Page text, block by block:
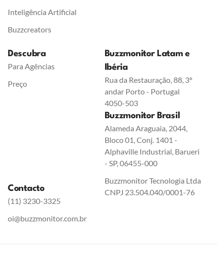
Inteligência Artificial
Buzzcreators
Descubra
Para Agências
Preço
Contacto
(11) 3230-3325
oi@buzzmonitor.com.br
Buzzmonitor Latam e
Ibéria
Rua da Restauração, 88, 3º
andar Porto - Portugal
4050-503
Buzzmonitor Brasil
Alameda Araguaia, 2044,
Bloco 01, Conj. 1401 -
Alphaville Industrial, Barueri
- SP, 06455-000
Buzzmonitor Tecnologia Ltda
CNPJ 23.504.040/0001-76